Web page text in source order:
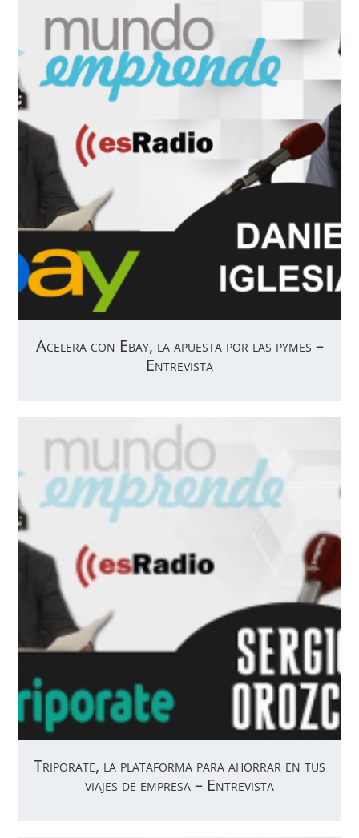
Acelera con Ebay, la apuesta por las pymes –
Entrevista
Triporate, la plataforma para ahorrar en tus
viajes de empresa – Entrevista